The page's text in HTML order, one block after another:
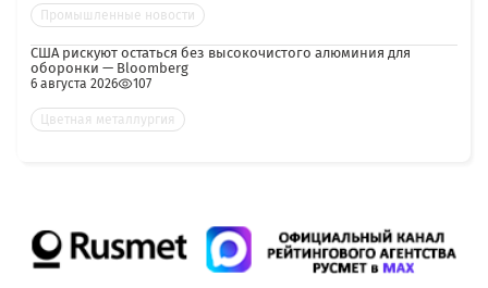
Промышленные новости
США рискуют остаться без высокочистого алюминия для
оборонки — Bloomberg
6 августа 2026 107
Цветная металлургия